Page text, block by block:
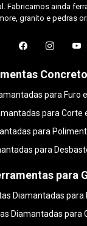
Fabricamos ainda
granito e pedras
para Furo
para Corte
para
para
para
Diamantadas para
Diamantadas para